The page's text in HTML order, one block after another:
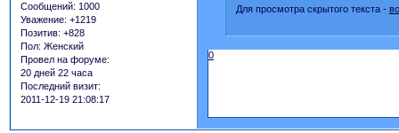
Сообщений: 1000
Уважение: +1219
Позитив: +828
Пол: Женский
Провел на форуме:
20 дней 22 часа
Последний визит:
2011-12-19 21:08:17
Для просмотра скрытого текста -
0